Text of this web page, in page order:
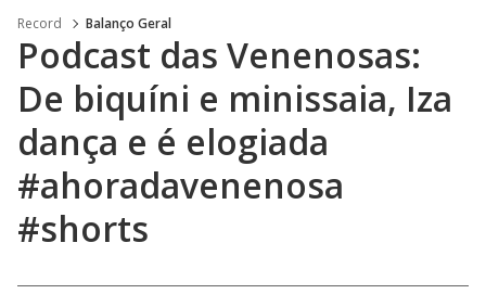
Record Balanço Geral
Podcast das Venenosas:
De biquíni e minissaia, Iza
dança e é elogiada
#ahoradavenenosa
#shorts